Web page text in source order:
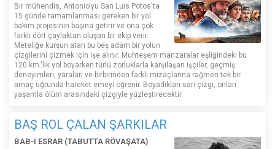
Bir mühendis, Antonio'yu San Luis Potos'ta
15 günde tamamlanması gereken bir yol
bakım projesinin başına getirir ve ona çok
farklı dört çaylaktan oluşan bir ekip verir.
Meteliğe kurşun atan bu beş adam bir yolun
çizgilerini çizmek için işe alınır. Muhteşem manzaralar eşliğindeki bu
120 km.'lik yol boyarken türlü zorluklarla karşılaşan işçiler, geçmiş
deneyimleri, yaraları ve birbirinden farklı mizaçlarına rağmen tek bir
amaç uğrunda hareket emeyi öğrenir. Boyadıkları sarı çizgi, onları
yaşamla ölüm arasındaki çizgiyle yüzleştirecektir.
BAŞ ROL ÇALAN ŞARKILAR
BAB-I ESRAR (TABUTTA RÖVAŞATA)